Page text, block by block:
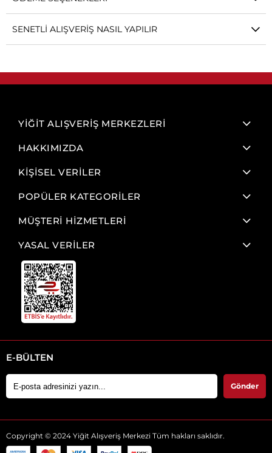
SENETLI ALIŞVERIŞ NASIL YAPILIR
YİĞİT ALIŞVERİŞ MERKEZLERİ
HAKKIMIZDA
KİŞİSEL VERİLER
POPÜLER KATEGORİLER
MÜŞTERİ HİZMETLERİ
YASAL VERİLER
E-BÜLTEN
Gönder
Copyright © 2024 Yiğit Alışveriş Merkezi Tüm hakları saklıdır.